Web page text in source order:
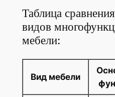
Таблица
видов
мебели:
Вид мебели